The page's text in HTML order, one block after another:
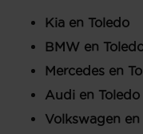
Kia en Toledo
BMW en
Mercedes en
Audi en Toledo
Volkswagen en